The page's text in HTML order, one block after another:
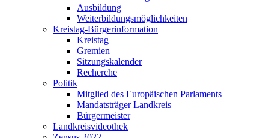
Ausbildung
Weiterbildungsmöglichkeiten
Kreistag-Bürgerinformation
Kreistag
Gremien
Sitzungskalender
Recherche
Politik
Mitglied des Europäischen Parlaments
Mandatsträger Landkreis
Bürgermeister
Landkreisvideothek